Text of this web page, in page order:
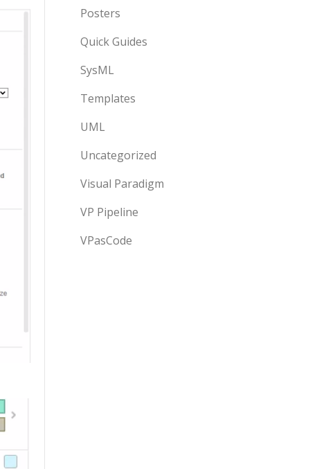
Posters
Quick Guides
SysML
Templates
UML
Uncategorized
Visual Paradigm
VP Pipeline
VPasCode